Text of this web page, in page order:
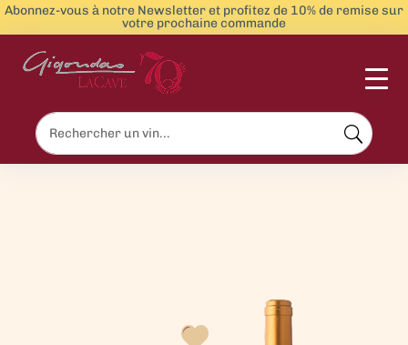
Abonnez-vous à notre Newsletter et profitez de 10% de remise sur
votre prochaine commande